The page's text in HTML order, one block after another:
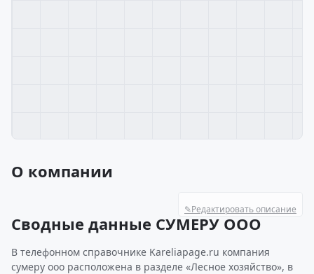
О компании
✎Редактировать описание
Сводные данные СУМЕРУ ООО
В телефонном справочнике Kareliapage.ru компания
сумеру ооо расположена в разделе «Лесное хозяйство», в